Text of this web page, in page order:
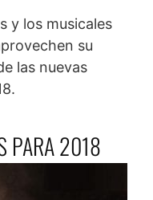
y los musicales
su
las nuevas
PARA 2018